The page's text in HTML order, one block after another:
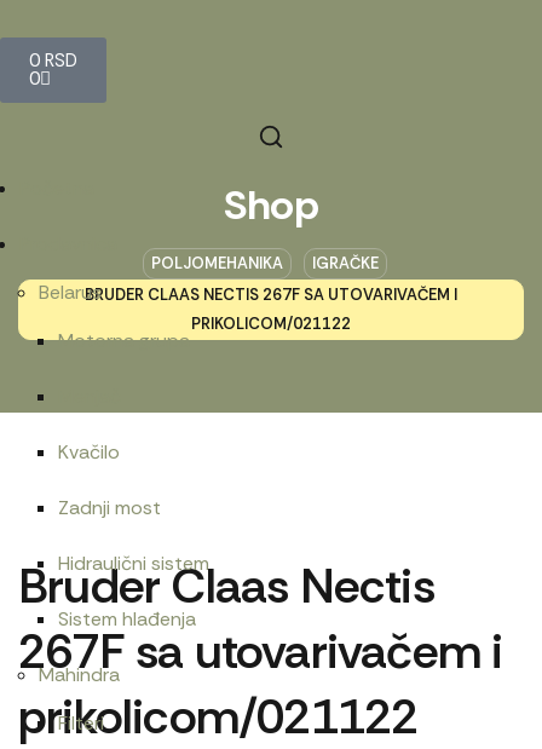
0 RSD
0
Belarus
Motorna grupa
Kvačilo
Zadnji most
Hidraulični sistem
Sistem hlađenja
Mahindra
Filteri
Shop
POLJOMEHANIKA
IGRAČKE
BRUDER CLAAS NECTIS 267F SA UTOVARIVAČEM I
PRIKOLICOM/021122
Bruder Claas Nectis
267F sa utovarivačem i
prikolicom/021122